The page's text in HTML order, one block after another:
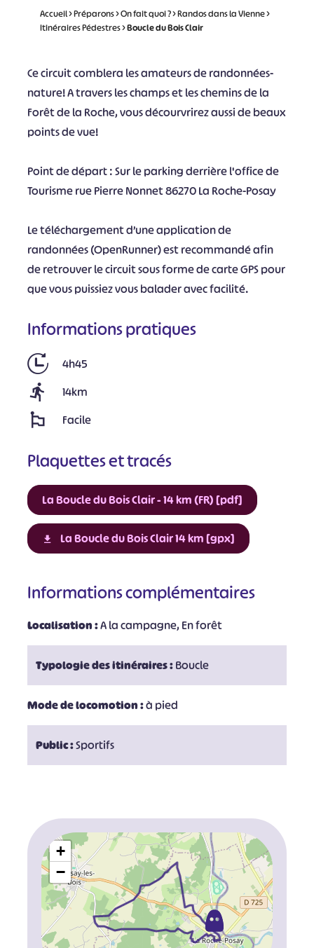
Accueil>Préparons>On fait quoi ?>Randos dans la Vienne>
Itinéraires Pédestres>Boucle du Bois Clair
Ce circuit comblera les amateurs de randonnées-
nature! A travers les champs et les chemins de la
Forêt de la Roche, vous décourvrirez aussi de beaux
points de vue!
Point de départ : Sur le parking derrière l'office de
Tourisme rue Pierre Nonnet 86270 La Roche-Posay
Le téléchargement d’une application de
randonnées (OpenRunner) est recommandé afin
de retrouver le circuit sous forme de carte GPS pour
que vous puissiez vous balader avec facilité.
Informations pratiques
4h45
14km
Facile
Plaquettes et tracés
La Boucle du Bois Clair - 14 km (FR) [pdf]
La Boucle du Bois Clair 14 km [gpx]
Informations complémentaires
Localisation :A la campagne, En forêt
Typologie des itinéraires :Boucle
Mode de locomotion :à pied
Public :Sportifs
+
−